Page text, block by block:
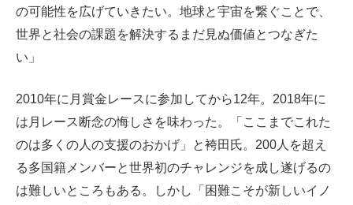
の可能性を広げていきたい。地球と宇宙を繋ぐことで、
世界と社会の課題を解決するまだ見ぬ価値とつなぎた
い」
2010年に月賞金レースに参加してから12年。2018年に
は月レース断念の悔しさを味わった。「ここまでこれた
のは多くの人の支援のおかげ」と袴田氏。200人を超え
る多国籍メンバーと世界初のチャレンジを成し遂げるの
は難しいところもある。しかし「困難こそが新しいイノ